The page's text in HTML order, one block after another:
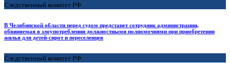
Следственный комитет РФ
В Челябинской области перед судом предстанет сотрудник администрации,
обвиняемая в злоупотреблении должностными полномочиями при приобретении
жилья для детей-сирот и переселенцев
Следственный комитет РФ